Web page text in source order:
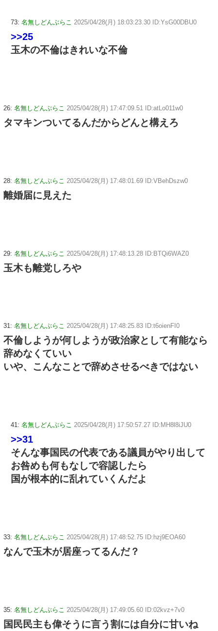
73: 名無しどんぶらこ 2025/04/28(月) 18:03:23.30 ID:YsG00DBU0
>>25
玉木の不倫はきれいな不倫
26: 名無しどんぶらこ 2025/04/28(月) 17:47:09.51 ID:atLo011w0
タマキンついてるんだからどんと構えろ
28: 名無しどんぶらこ 2025/04/28(月) 17:48:01.69 ID:VBehDszw0
離婚届に見えた
29: 名無しどんぶらこ 2025/04/28(月) 17:48:13.28 ID:BTQi6WAZ0
玉木も離党しろや
31: 名無しどんぶらこ 2025/04/28(月) 17:48:25.83 ID:t6oienFI0
不倫しようが何しようが政治家として有能なら
辞めなくていい
いや、こんなことで辞めさせるべきではない
41: 名無しどんぶらこ 2025/04/28(月) 17:50:57.27 ID:MH8l8iJU0
>>31
そんな事国民の代表である議員がやり出して
お咎めも何もなしで容認したら
国が根本的に乱れていくんだよ
33: 名無しどんぶらこ 2025/04/28(月) 17:48:52.75 ID:hzj9EOA60
なんで玉木が居座ってるんだ？
35: 名無しどんぶらこ 2025/04/28(月) 17:49:05.60 ID:02kvz+7v0
国民民主も偉そうに言う割には自分に甘いね